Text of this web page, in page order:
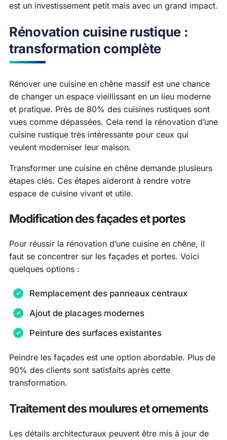
est un investissement petit mais avec un grand impact.
Rénovation cuisine rustique :
transformation complète
Rénover une cuisine en chêne massif est une chance
de changer un espace vieillissant en un lieu moderne
et pratique. Près de 80% des cuisines rustiques sont
vues comme dépassées. Cela rend la rénovation d’une
cuisine rustique très intéressante pour ceux qui
veulent moderniser leur maison.
Transformer une cuisine en chêne demande plusieurs
étapes clés. Ces étapes aideront à rendre votre
espace de cuisine vivant et utile.
Modification des façades et portes
Pour réussir la rénovation d’une cuisine en chêne, il
faut se concentrer sur les façades et portes. Voici
quelques options :
Remplacement des panneaux centraux
Ajout de placages modernes
Peinture des surfaces existantes
Peindre les façades est une option abordable. Plus de
90% des clients sont satisfaits après cette
transformation.
Traitement des moulures et ornements
Les détails architecturaux peuvent être mis à jour de